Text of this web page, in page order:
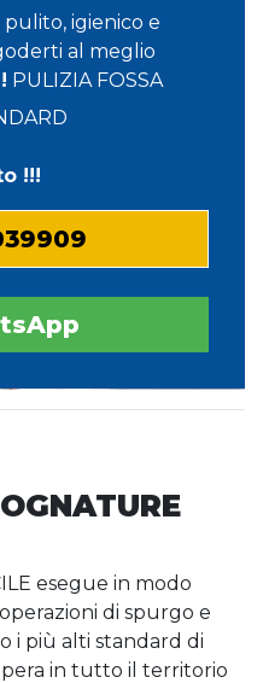
igienico e
al meglio
PULIZIA FOSSA
!!!
esegue in modo
di spurgo e
i più alti standard di
in tutto il territorio